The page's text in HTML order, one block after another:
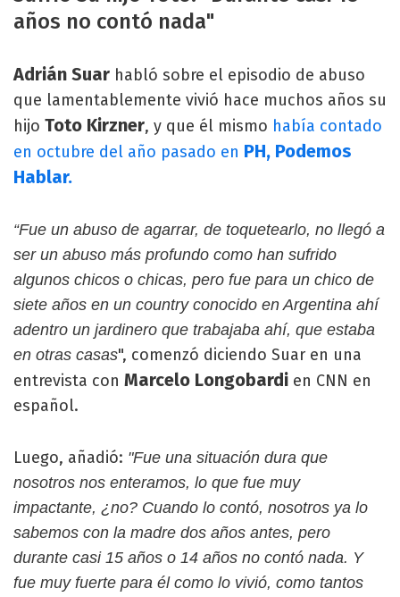
años no contó nada"
Adrián Suar habló sobre el episodio de abuso
que lamentablemente vivió hace muchos años su
hijo Toto Kirzner, y que él mismo había contado
en octubre del año pasado en PH, Podemos
Hablar.
“Fue un abuso de agarrar, de toquetearlo, no llegó a
ser un abuso más profundo como han sufrido
algunos chicos o chicas, pero fue para un chico de
siete años en un country conocido en Argentina ahí
adentro un jardinero que trabajaba ahí, que estaba
en otras casas", comenzó diciendo Suar en una
entrevista con Marcelo Longobardi en CNN en
español.
Luego, añadió: "Fue una situación dura que
nosotros nos enteramos, lo que fue muy
impactante, ¿no? Cuando lo contó, nosotros ya lo
sabemos con la madre dos años antes, pero
durante casi 15 años o 14 años no contó nada. Y
fue muy fuerte para él como lo vivió, como tantos